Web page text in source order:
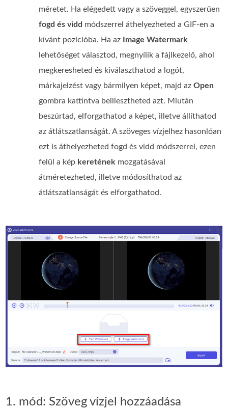
méretet. Ha elégedett vagy a szöveggel, egyszerűen
fogd és vidd módszerrel áthelyezheted a GIF-en a
kívánt pozícióba. Ha az
Image Watermark
lehetőséget választod, megnyílik a fájlkezelő, ahol
megkeresheted és kiválaszthatod a logót,
márkajelzést vagy bármilyen képet, majd azOpen
gombra kattintva beillesztheted azt. Miután
beszúrtad, elforgathatod a képet, illetve állíthatod
az átlátszatlanságát. A szöveges vízjelhez hasonlóan
ezt is áthelyezheted fogd és vidd módszerrel, ezen
felül a kép keretének mozgatásával
átméretezheted, illetve módosíthatod az
átlátszatlanságát és elforgathatod.
1. mód: Szöveg vízjel hozzáadása